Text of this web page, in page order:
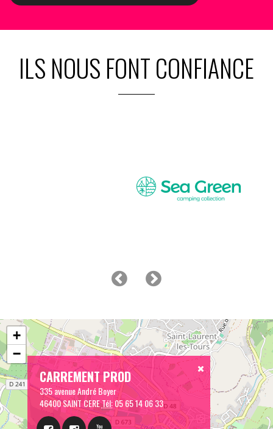
ILS NOUS FONT CONFIANCE
CARREMENT PROD
335 avenue André Boyer
46400 SAINT CERETél:05 65 14 06 33
+
−